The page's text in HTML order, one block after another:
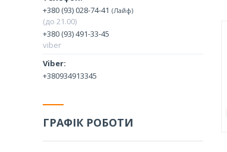
+380 (93) 028-74-41 Лайф
(до 21.00)
+380 (93) 491-33-45
viber
+380934913345
ГРАФІК РОБОТИ